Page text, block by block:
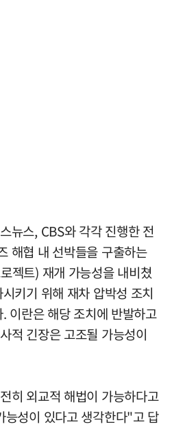
뉴스, CBS와 각각 진행한 전
해협 내 선박들을 구출하는
젝트) 재개 가능성을 내비쳤
키기 위해 재차 압박성 조치
이란은 해당 조치에 반발하고
적 긴장은 고조될 가능성이
히 외교적 해법이 가능하다고
성이 있다고 생각한다"고 답